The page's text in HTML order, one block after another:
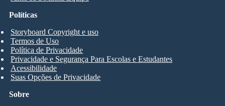
Sobre
Políticas
Storyboard Copyright e uso
Termos de Uso
Política de Privacidade
Privacidade e Segurança Para Escolas e Estudantes
Acessibilidade
Suas Opções de Privacidade